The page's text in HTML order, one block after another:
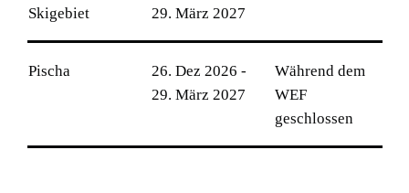
Skigebiet
29. März 2027
Pischa
26. Dez 2026 -
29. März 2027
Während dem
WEF
geschlossen